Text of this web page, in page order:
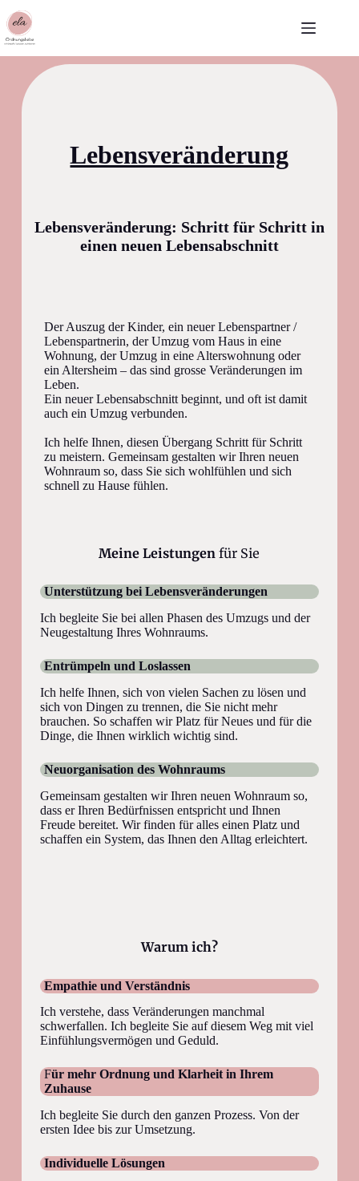
to
content
Lebensveränderung
Lebensveränderung: Schritt für Schritt in
einen neuen Lebensabschnitt
Der Auszug der Kinder, ein neuer Lebenspartner /
Lebenspartnerin, der Umzug vom Haus in eine
Wohnung, der Umzug in eine Alterswohnung oder
ein Altersheim – das sind grosse Veränderungen im
Leben.
Ein neuer Lebensabschnitt beginnt, und oft ist damit
auch ein Umzug verbunden.
Ich helfe Ihnen, diesen Übergang Schritt für Schritt
zu meistern. Gemeinsam gestalten wir Ihren neuen
Wohnraum so, dass Sie sich wohlfühlen und sich
schnell zu Hause fühlen.
Meine Leistungen für Sie
Unterstützung bei Lebensveränderungen
Ich begleite Sie bei allen Phasen des Umzugs und der
Neugestaltung Ihres Wohnraums.
Entrümpeln und Loslassen
Ich helfe Ihnen, sich von vielen Sachen zu lösen und
sich von Dingen zu trennen, die Sie nicht mehr
brauchen. So schaffen wir Platz für Neues und für die
Dinge, die Ihnen wirklich wichtig sind.
Neuorganisation des Wohnraums
Gemeinsam gestalten wir Ihren neuen Wohnraum so,
dass er Ihren Bedürfnissen entspricht und Ihnen
Freude bereitet. Wir finden für alles einen Platz und
schaffen ein System, das Ihnen den Alltag erleichtert.
Warum ich?
Empathie und Verständnis
Ich verstehe, dass Veränderungen manchmal
schwerfallen. Ich begleite Sie auf diesem Weg mit viel
Einfühlungsvermögen und Geduld.
Für mehr Ordnung und Klarheit in Ihrem
Zuhause
Ich begleite Sie durch den ganzen Prozess. Von der
ersten Idee bis zur Umsetzung.
Individuelle Lösungen